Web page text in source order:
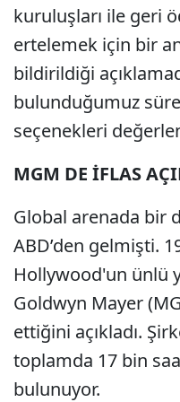
kuruluşları ile geri
ertelemek için bir
bildirildiği
bulunduğumuz
seçenekleri
MGM DE İFLAS
Global arenada bir
ABD’den gelmişti.
Hollywood'un ünlü
Goldwyn Mayer
ettiğini açıkladı.
toplamda 17 bin
bulunuyor.